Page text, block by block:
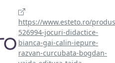
https://www.esteto.ro/
526994-jocuri-didactice-
bianca-gai-calin-iepure-
razvan-curcubata-bogdan-